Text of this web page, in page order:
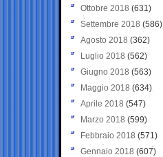
Ottobre 2018 (631)
Settembre 2018 (586)
Agosto 2018 (362)
Luglio 2018 (562)
Giugno 2018 (563)
Maggio 2018 (634)
Aprile 2018 (547)
Marzo 2018 (599)
Febbraio 2018 (571)
Gennaio 2018 (607)